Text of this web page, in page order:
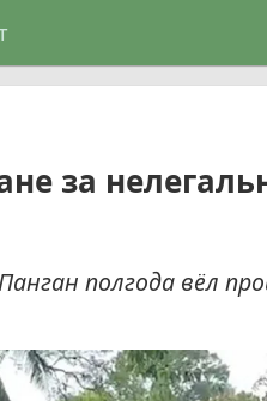
за
полгода вёл